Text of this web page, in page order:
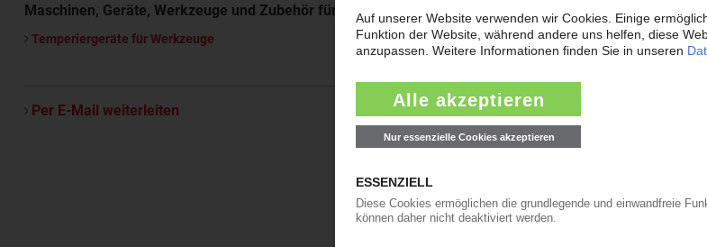
Maschinen, Geräte, Werkzeuge und Zubehör für die Kunststoffverarbeitung
Temperiergeräte für Werkzeuge
Per E-Mail weiterleiten